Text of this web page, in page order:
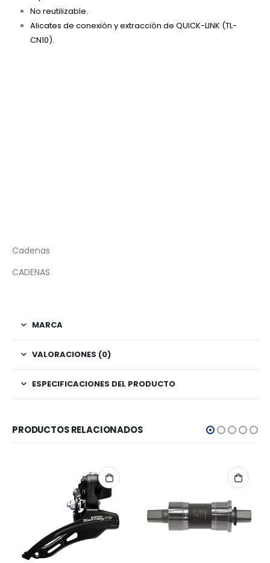
No reutilizable.
Alicates de conexión y extracción de QUICK-LINK (TL-
CN10).
Cadenas
CADENAS
MARCA
VALORACIONES (0)
ESPECIFICACIONES DEL PRODUCTO
PRODUCTOS RELACIONADOS